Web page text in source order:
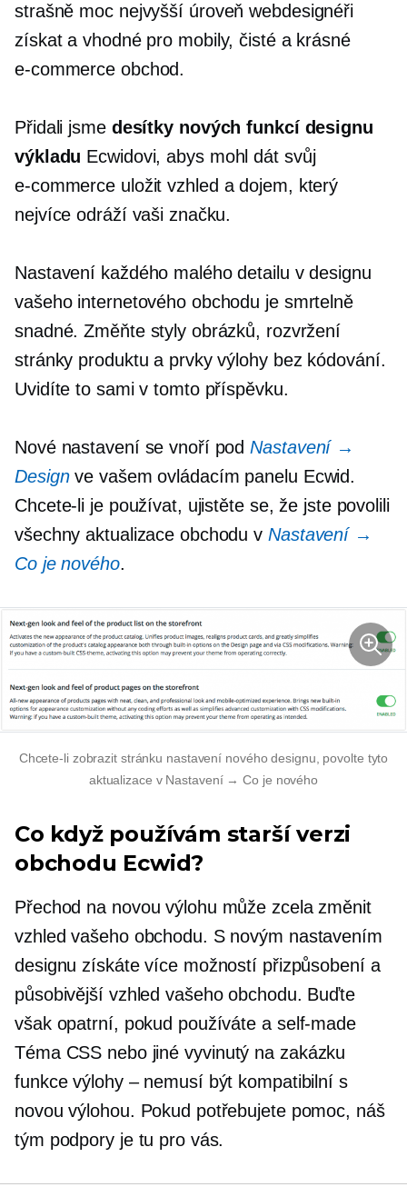
strašně moc nejvyšší úroveň webdesignéři
získat avhodné pro mobily, čisté a krásné
e-commerce obchod.
Přidali jsme desítky nových funkcí designu
výkladu Ecwidovi, abys mohl dát svůj
e-commerce uložit vzhled a dojem, který
nejvíce odráží vaši značku.
Nastavení každého malého detailu v designu
vašeho internetového obchodu je smrtelně
snadné. Změňte styly obrázků, rozvržení
stránky produktu a prvky výlohy bez kódování.
Uvidíte to sami v tomto příspěvku.
Nové nastavení se vnoří podNastavení →
Designve vašem ovládacím panelu Ecwid.
Chcete-li je používat, ujistěte se, že jste povolili
všechny aktualizace obchodu v Nastavení →
Co je nového.
Chcete-li zobrazit stránku nastavení nového designu, povolte tyto
aktualizace v Nastavení → Co je nového
Co když používám starší verzi
obchodu Ecwid?
Přechod na novou výlohu může zcela změnit
vzhled vašeho obchodu. S novým nastavením
designu získáte více možností přizpůsobení a
působivější vzhled vašeho obchodu. Buďte
však opatrní, pokud používáte a self-made
Téma CSS nebo jinévyvinutý na zakázku
funkce výlohy – nemusí být kompatibilní s
novou výlohou. Pokud potřebujete pomoc, náš
tým podpory je tu pro vás.